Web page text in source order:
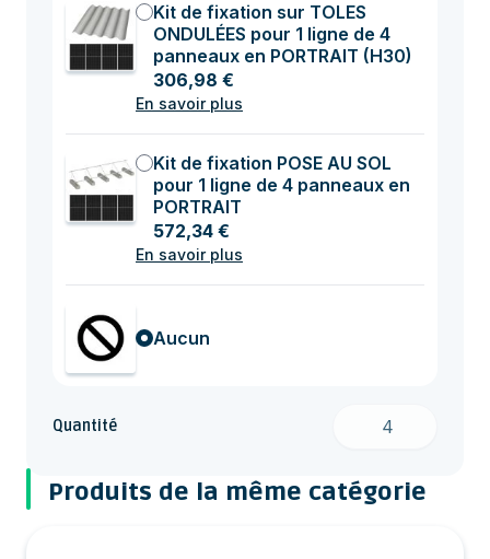
Kit de fixation sur TOLES
ONDULÉES pour 1 ligne de 4
panneaux en PORTRAIT (H30)
306,98 €
En savoir plus
Kit de fixation POSE AU SOL
pour 1 ligne de 4 panneaux en
PORTRAIT
572,34 €
En savoir plus
Aucun
Quantité
Produits de la même catégorie